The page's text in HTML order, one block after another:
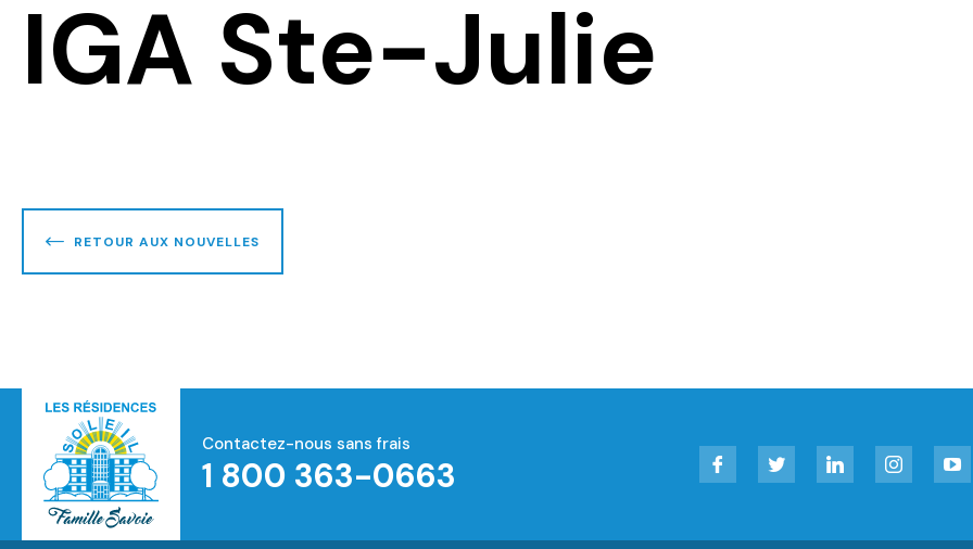
IGA Ste-Julie
RETOUR AUX NOUVELLES
Accueil
Contactez-nous sans frais
1 800 363-0663
Facebook Twitter LinkedIn Instagram